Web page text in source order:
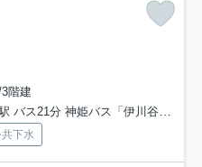
階建
神姫バス「伊川谷小学校前」 停歩3分
下水